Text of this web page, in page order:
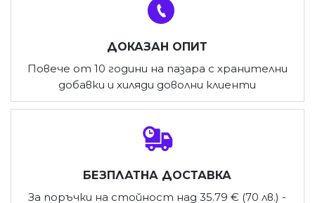
ДОКАЗАН ОПИТ
Повече от 10 години на пазара с хранителни
добавки и хиляди доволни клиенти
БЕЗПЛАТНА ДОСТАВКА
За поръчки на стойност над 35.79 € (70 лв.) -